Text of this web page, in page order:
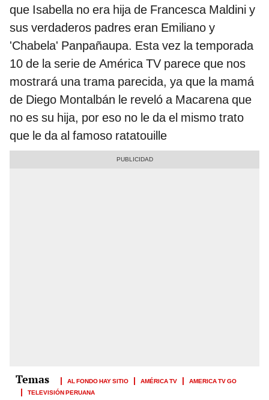
que Isabella no era hija de Francesca Maldini y
sus verdaderos padres eran Emiliano y
'Chabela' Panpañaupa. Esta vez la temporada
10 de la serie de América TV parece que nos
mostrará una trama parecida, ya que la mamá
de Diego Montalbán le reveló a Macarena que
no es su hija, por eso no le da el mismo trato
que le da al famoso ratatouille
AL FONDO HAY SITIO AMÉRICA TV
AMERICA TV GO
TELEVISIÓN PERUANA